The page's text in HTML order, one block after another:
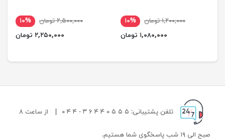
۱,۲۰۰,۰۰۰ تومان
۱۰%
۱,۰۸۰,۰۰۰ تومان
۲,۵۰۰,۰۰۰ تومان
۱۰%
۲,۲۵۰,۰۰۰ تومان
تلفن پشتیبانی: ۵ ۵ ۵ ۰ ۴ ۴ ۶ ۳ - ۴ ۴ ۰ | از ساعت ۸
صبح الی ۱۹ شب پاسخگوی شما هستیم.